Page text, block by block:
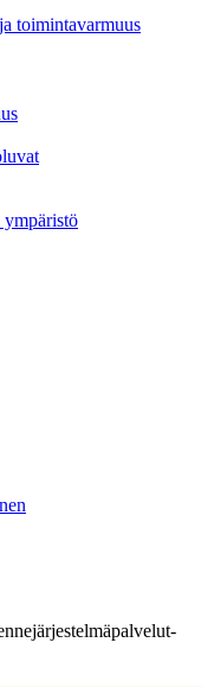
toimintavarmuus